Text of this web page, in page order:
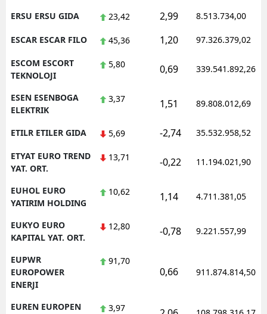
ERSU ERSU GIDA 23,42 2,99 8.513.734,00
ESCAR ESCAR FILO 45,36 1,20 97.326.379,02
ESCOM ESCORT
TEKNOLOJI
5,80 0,69 339.541.892,26
ESEN ESENBOGA
ELEKTRIK
3,37 1,51 89.808.012,69
ETILR ETILER GIDA 5,69 -2,74 35.532.958,52
ETYAT EURO TREND
YAT. ORT.
13,71 -0,22 11.194.021,90
EUHOL EURO
YATIRIM HOLDING
10,62 1,14 4.711.381,05
EUKYO EURO
KAPITAL YAT. ORT.
12,80 -0,78 9.221.557,99
EUPWR
EUROPOWER
ENERJI
91,70
0,66 911.874.814,50
EUREN EUROPEN
3,97